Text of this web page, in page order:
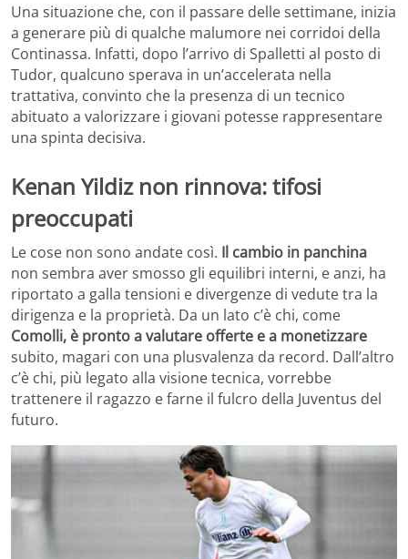
Una situazione che, con il passare delle settimane, inizia
a generare più di qualche malumore nei corridoi della
Continassa. Infatti, dopo l’arrivo di Spalletti al posto di
Tudor, qualcuno sperava in un’accelerata nella
trattativa, convinto che la presenza di un tecnico
abituato a valorizzare i giovani potesse rappresentare
una spinta decisiva.
Kenan Yildiz non rinnova: tifosi
preoccupati
Le cose non sono andate così. Il cambio in panchina
non sembra aver smosso gli equilibri interni, e anzi, ha
riportato a galla tensioni e divergenze di vedute tra la
dirigenza e la proprietà. Da un lato c’è chi, come
Comolli, è pronto a valutare offerte e a monetizzare
subito, magari con una plusvalenza da record. Dall’altro
c’è chi, più legato alla visione tecnica, vorrebbe
trattenere il ragazzo e farne il fulcro della Juventus del
futuro.